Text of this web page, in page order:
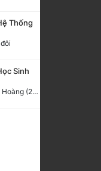
Thống
Sinh
Chương 3360: Ta Là Nhân Hoàng (2) (Đại Kết Cục)